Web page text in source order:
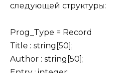
следующей структуры:
Prog_Type = Record
Title : string[50];
Author : string[50];